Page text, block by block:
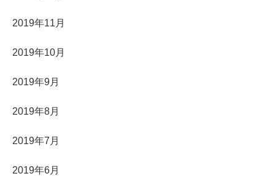
2019年11月
2019年10月
2019年9月
2019年8月
2019年7月
2019年6月